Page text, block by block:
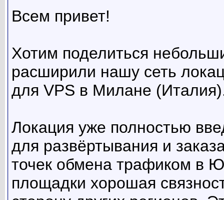
Всем привет!
Хотим поделиться
расширили нашу сеть
для VPS в Милане
Локация уже полностью
для развёртывания и
точек обмена трафиком в
площадки хорошая